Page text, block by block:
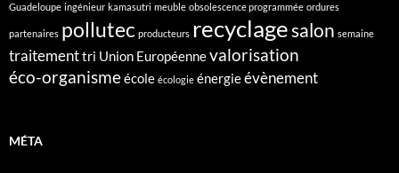
Guadeloupe ingénieur kamasutri meuble obsolescence programmée ordures
partenaires pollutec producteurs recyclagesalon semaine
traitementtri Union Européennevalorisation
éco-organismeécole écologie énergieévènement
MÉTA